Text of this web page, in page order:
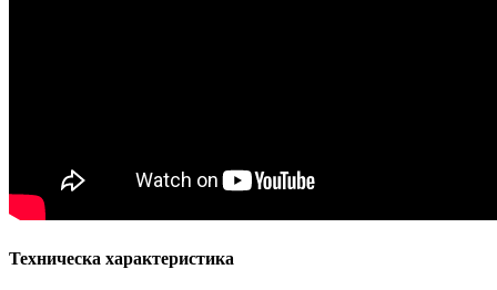
Техническа характеристика